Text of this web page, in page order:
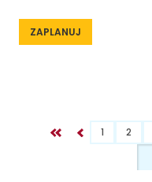
ZAPLANUJ
1 2